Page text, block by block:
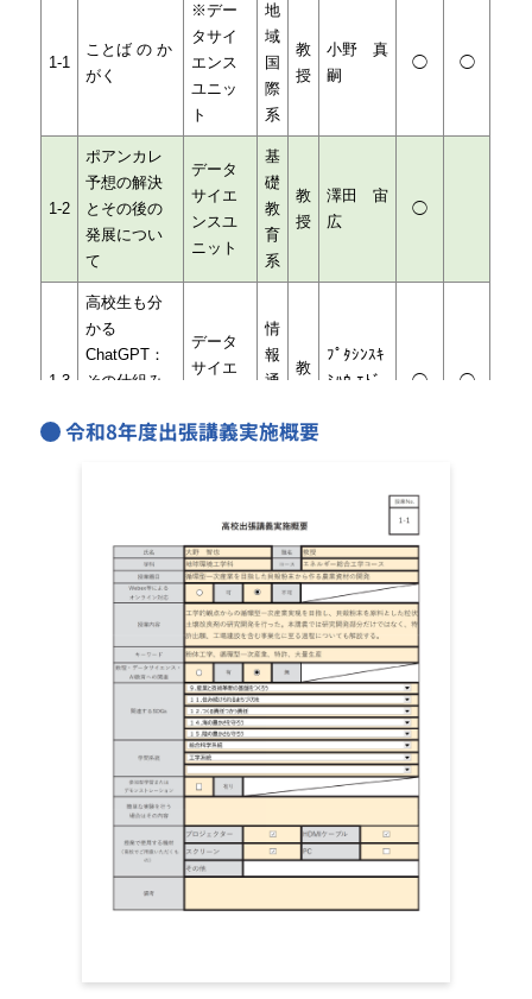
1-1
ことば の か
がく
※デー
タサイ
エンス
ユニッ
ト
地
域
国
際
系
教
授
小野 真
嗣
◯ ◯
1-2
ポアンカレ
予想の解決
とその後の
発展につい
て
データ
サイエ
ンスユ
ニット
基
礎
教
育
系
教
授
澤田 宙
広
◯
1-3
高校生も分
かる
ChatGPT：
その仕組み
おける注意
データ
サイエ
ニット
情
報
通
系
教
ﾌﾟﾀｼﾝｽｷ
ﾐﾊｳ ｴﾄﾞ
◯ ◯
テムで創る
地方の暮ら
サイエ
ンスユ
ニット
報
通
信
系
教
授
升井 洋
志
◯
オイラー数
データ
サイエ
ンスユ
ニット
基
教
育
系
教
授
蒲谷 祐
一
実験で学ぶ
光の不思議
～光の反
射・屈折か
らホログラ
学・宇
宙理学
ト
報
通
系
教
授
原田 建
治
令和8年度出張講義実施概要